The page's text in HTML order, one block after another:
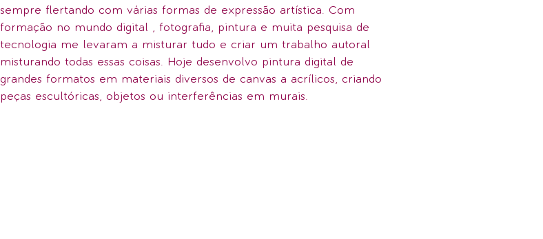
sempre flertando com várias formas de expressão artística. Com
formação no mundo digital , fotografia, pintura e muita pesquisa de
tecnologia me levaram a misturar tudo e criar um trabalho autoral
misturando todas essas coisas. Hoje desenvolvo pintura digital de
grandes formatos em materiais diversos de canvas a acrílicos, criando
peças escultóricas, objetos ou interferências em murais.